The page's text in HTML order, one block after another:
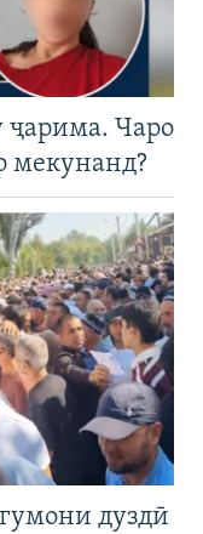
ҷарима. Чаро
мекунанд?
дуздӣ